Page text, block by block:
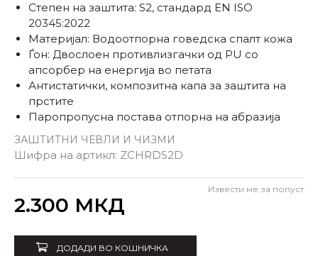
ЗАШТИТНИ ЧЕВЛИ И ЧИЗМИ
Шифра на артикл: ZCHRDS2D
Степен на заштита: S2, стандард EN ISO
20345:2022
Материјал: Водоотпорна говедска спалт кожа
Ѓон: Двослоен противлизгачки од PU со
апсорбер на енергија во петата
Антистатички, композитна капа за заштита на
прстите
Паропропусна постава отпорна на абразија
2.300 МКД
Извести ме за попуст
Одбери големина:
44
ДОДАДИ ВО КОШНИЧКА